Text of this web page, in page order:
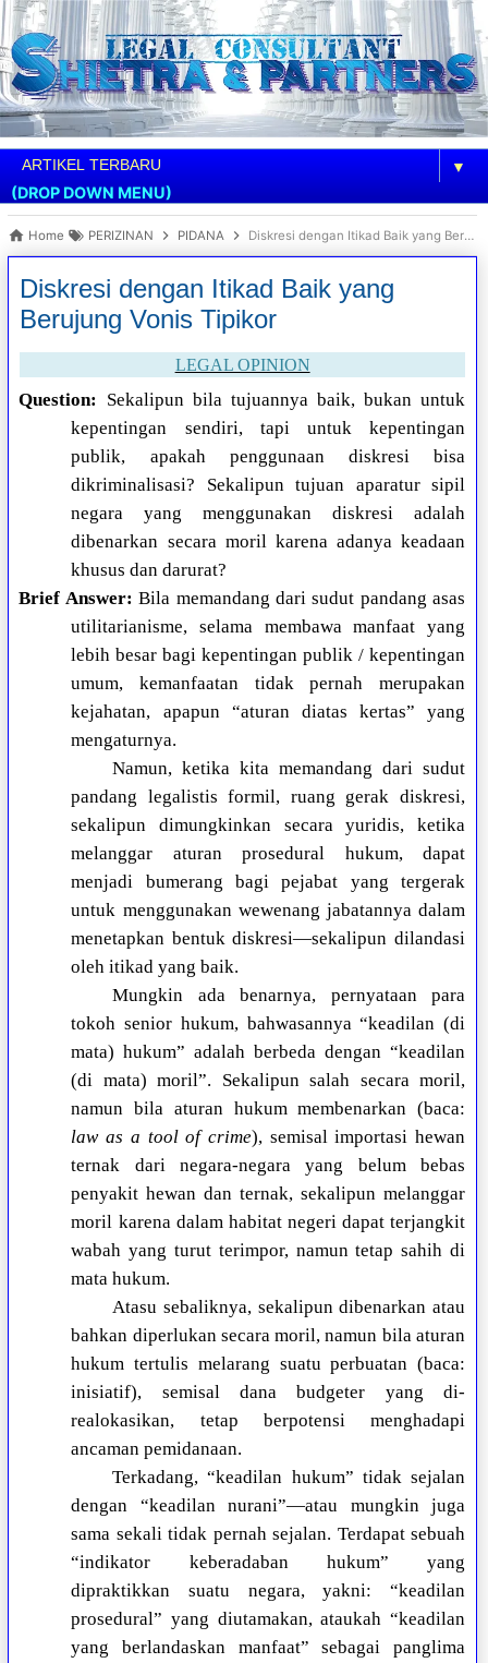
▼
(DROP DOWN MENU)
Home PERIZINAN PIDANA Diskresi dengan Itikad Baik yang Berujung Vonis Tipikor
Diskresi dengan Itikad Baik yang
Berujung Vonis Tipikor
LEGAL OPINION
Question: Sekalipun bila tujuannya baik, bukan untuk
kepentingan sendiri, tapi untuk kepentingan
publik, apakah penggunaan diskresi bisa
dikriminalisasi? Sekalipun tujuan aparatur sipil
negara yang menggunakan diskresi adalah
dibenarkan secara moril karena adanya keadaan
khusus dan darurat?
Brief Answer: Bila memandang dari sudut pandang asas
utilitarianisme, selama membawa manfaat yang
lebih besar bagi kepentingan publik / kepentingan
umum, kemanfaatan tidak pernah merupakan
kejahatan, apapun “aturan diatas kertas” yang
mengaturnya.
Namun, ketika kita memandang dari sudut
pandang legalistis formil, ruang gerak diskresi,
sekalipun dimungkinkan secara yuridis, ketika
melanggar aturan prosedural hukum, dapat
menjadi bumerang bagi pejabat yang tergerak
untuk menggunakan wewenang jabatannya dalam
menetapkan bentuk diskresi—sekalipun dilandasi
oleh itikad yang baik.
Mungkin ada benarnya, pernyataan para
tokoh senior hukum, bahwasannya “keadilan (di
mata) hukum” adalah berbeda dengan “keadilan
(di mata) moril”. Sekalipun salah secara moril,
namun bila aturan hukum membenarkan (baca:
law as a tool of crime), semisal importasi hewan
ternak dari negara-negara yang belum bebas
penyakit hewan dan ternak, sekalipun melanggar
moril karena dalam habitat negeri dapat terjangkit
wabah yang turut terimpor, namun tetap sahih di
mata hukum.
Atasu sebaliknya, sekalipun dibenarkan atau
bahkan diperlukan secara moril, namun bila aturan
hukum tertulis melarang suatu perbuatan (baca:
inisiatif), semisal dana budgeter yang di-
realokasikan, tetap berpotensi menghadapi
ancaman pemidanaan.
Terkadang, “keadilan hukum” tidak sejalan
dengan “keadilan nurani”—atau mungkin juga
sama sekali tidak pernah sejalan. Terdapat sebuah
“indikator keberadaban hukum” yang
dipraktikkan suatu negara, yakni: “keadilan
prosedural” yang diutamakan, ataukah “keadilan
yang berlandaskan manfaat” sebagai panglima